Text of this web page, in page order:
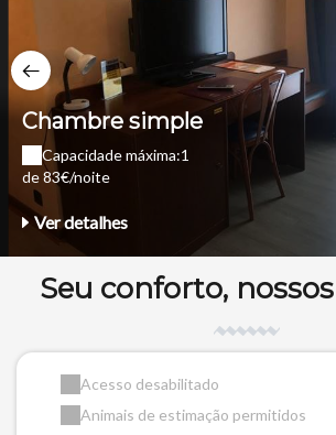
Chambre simple
Capacidade máxima:1
de 83€/noite
Ver detalhes
Seu conforto,
Acesso desabilitado
Animais de estimação permitidos